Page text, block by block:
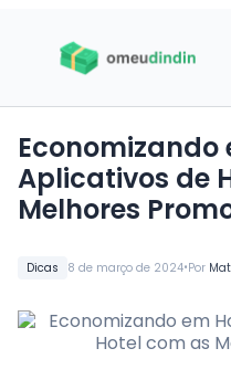
Dicas 8 de março de 2024•Por
Economizando
Aplicativos de
Melhores